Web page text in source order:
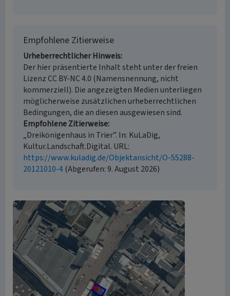
Empfohlene Zitierweise
Urheberrechtlicher Hinweis
Der hier präsentierte Inhalt steht unter der freien
Lizenz CC BY-NC 4.0 (Namensnennung, nicht
kommerziell). Die angezeigten Medien unterliegen
möglicherweise zusätzlichen urheberrechtlichen
Bedingungen, die an diesen ausgewiesen sind.
Empfohlene Zitierweise
„Dreikönigenhaus in Trier”. In: KuLaDig,
Kultur.Landschaft.Digital. URL:
https://www.kuladig.de/Objektansicht/O-55288-
20121010-4(Abgerufen: 9. August 2026)